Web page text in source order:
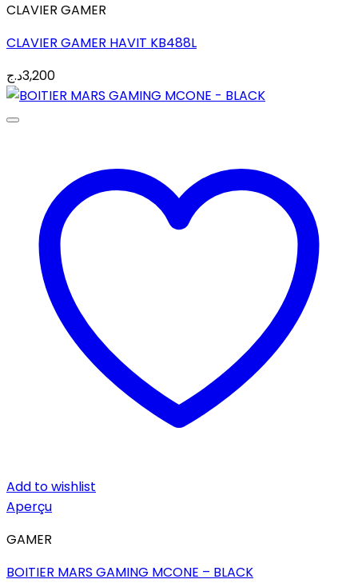
CLAVIER GAMER
CLAVIER GAMER HAVIT KB488L
3,200د.ج
Add to wishlist
Aperçu
GAMER
BOITIER MARS GAMING MCONE – BLACK